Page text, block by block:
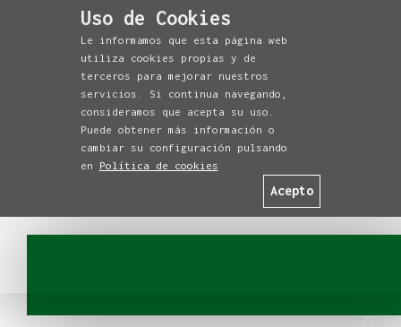
Uso de Cookies
Le informamos que esta página web
utiliza cookies propias y de
terceros para mejorar nuestros
servicios. Si continua navegando,
consideramos que acepta su uso.
Puede obtener más información o
cambiar su configuración pulsando
en
Política de cookies
Acepto